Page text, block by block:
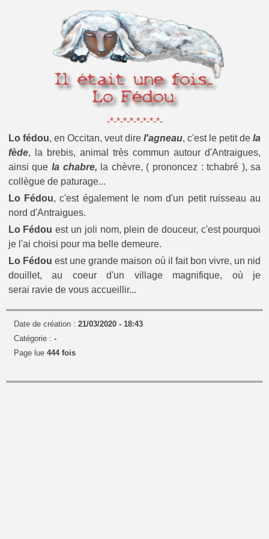
-*-*-*-*-*-*-*-*-
Lo fédou, en Occitan, veut direl'agneau, c'est le petit dela
fède, la brebis, animal très commun autour d'Antraigues,
ainsi que la chabre, la chèvre, ( prononcez : tchabré ), sa
collègue de paturage...
Lo Fédou, c'est également le nom d'un petit ruisseau au
nord d'Antraigues.
Lo Fédou est un joli nom, plein de douceur, c'est pourquoi
je l'ai choisi pour ma belle demeure.
Lo Fédou est une grande maison où il fait bon vivre, un nid
douillet, au coeur d'un village magnifique, où je
serai ravie de vous accueillir...
Date de création : 21/03/2020 - 18:43
Catégorie : -
Page lue 444 fois